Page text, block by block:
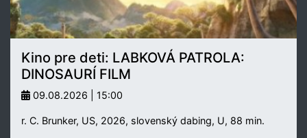
Kino pre deti: LABKOVÁ PATROLA:
DINOSAURÍ FILM
09.08.2026 | 15:00
r. C. Brunker, US, 2026, slovenský dabing, U, 88 min.